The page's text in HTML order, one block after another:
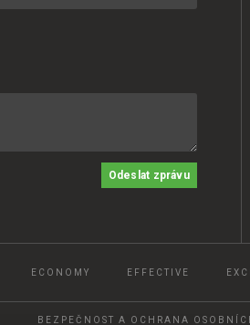
Odeslat zprávu
ECONOMY EFFECTIVE
BEZPEČNOST A OCHRANA